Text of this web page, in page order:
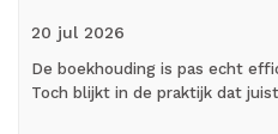
20 jul 2026
De boekhouding is pas echt
Toch blijkt in de praktijk dat